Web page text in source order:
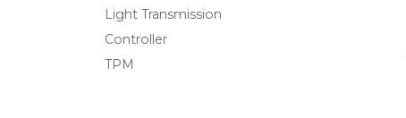
Light Transmission
Controller
TPM